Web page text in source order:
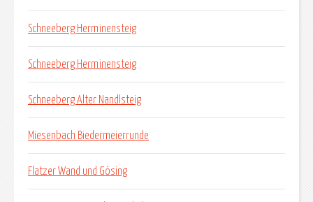
Schneeberg Herminensteig
Schneeberg Herminensteig
Schneeberg Alter Nandlsteig
Miesenbach Biedermeierrunde
Flatzer Wand und Gösing